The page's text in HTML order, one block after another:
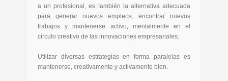
a un profesional, es también la alternativa adecuada
para generar nuevos empleos, encontrar nuevos
trabajos y mantenerse activo, mentalmente en el
círculo creativo de las innovaciones empresariales.
Utilizar diversas estrategias en forma paralelas es
mantenerse, creativamente y activamente bien.